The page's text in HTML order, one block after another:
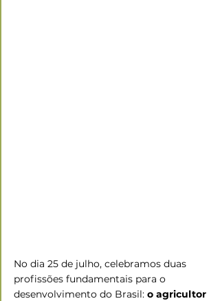
No dia 25 de julho, celebramos duas
profissões fundamentais para o
desenvolvimento do Brasil: o agricultor